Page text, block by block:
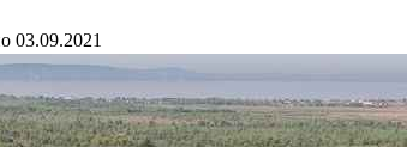
03.09.2021